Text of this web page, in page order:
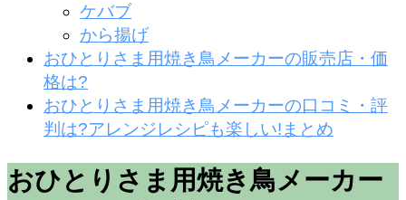
ケバブ
から揚げ
おひとりさま用焼き鳥メーカーの販売店・価
格は?
おひとりさま用焼き鳥メーカーの口コミ・評
判は?アレンジレシピも楽しい!まとめ
おひとりさま用焼き鳥メーカー